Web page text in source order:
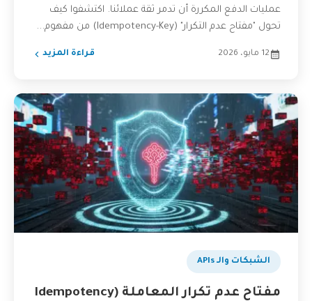
عمليات الدفع المكررة أن تدمر ثقة عملائنا. اكتشفوا كيف
تحول "مفتاح عدم التكرار" (Idempotency-Key) من مفهوم...
12 مايو، 2026 قراءة المزيد
الشبكات والـ APIs
مفتاح عدم تكرار المعاملة (Idempotency